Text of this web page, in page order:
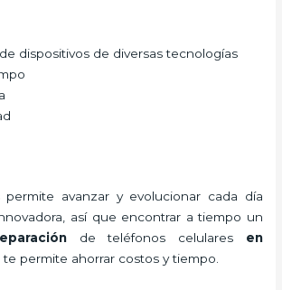
dispositivos de diversas tecnologías
permite avanzar y evolucionar cada día
así que encontrar a tiempo un
de teléfonos celulares
en
te permite ahorrar costos y tiempo.